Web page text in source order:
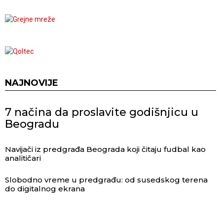
NAJNOVIJE
7 načina da proslavite godišnjicu u
Beogradu
Navijači iz predgrađa Beograda koji čitaju fudbal kao
analitičari
Slobodno vreme u predgrađu: od susedskog terena
do digitalnog ekrana